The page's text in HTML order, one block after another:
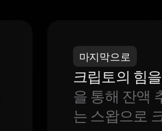
마지막으로
크립토의 힘
을 통해 잔액
는 스왑으로